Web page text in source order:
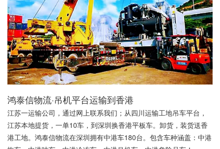
鸿泰信物流·吊机平台运输到香港
江苏一运输公司，通过网上联系我们；从四川运输工地吊车平台，
江苏本地提货，一单10车，到深圳换香港平板车。卸货，装货送香
港工地。鸿泰信物流在深圳拥有中港车180台。包含车种涵盖：中港